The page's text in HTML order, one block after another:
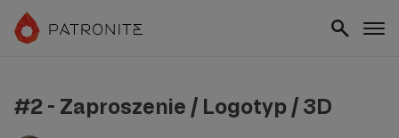
#2 - Zaproszenie / Logotyp / 3D